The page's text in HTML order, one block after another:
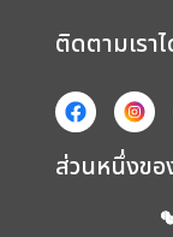
ติดตามเรา
ส่วนหนึ่งขอ